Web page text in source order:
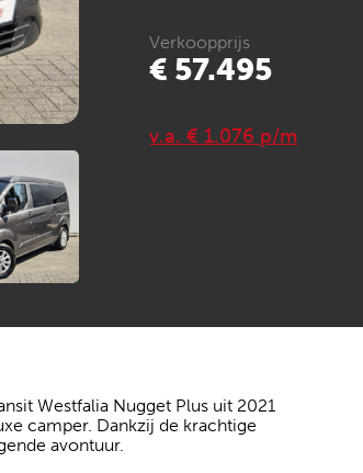
Verkoopprijs
€ 57.495
v.a. € 1.076 p/m
Westfalia Nugget Plus uit 2021
camper. Dankzij de krachtige
avontuur.